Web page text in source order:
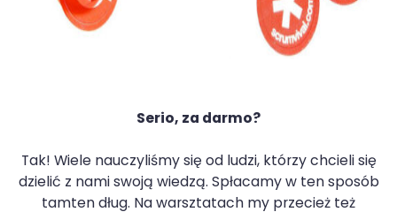
Serio, za darmo?
Tak! Wiele nauczyliśmy się od ludzi, którzy chcieli się
dzielić z nami swoją wiedzą. Spłacamy w ten sposób
tamten dług. Na warsztatach my przecież też